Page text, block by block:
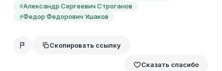
#Александр Сергеевич Строганов
#Федор Федорович Ушаков
Скопировать ссылку
Сказать спасибо